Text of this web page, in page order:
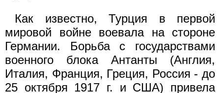
Как известно, Турция в первой
мировой войне воевала на стороне
Германии. Борьба с государствами
военного блока Антанты (Англия,
Италия, Франция, Греция, Россия - до
25 октября 1917 г. и США) привела